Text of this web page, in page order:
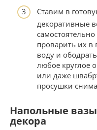
Ставим в
декоративные
проварить их в
воду и
любое круглое
или даже
просушки
Напольные
декора